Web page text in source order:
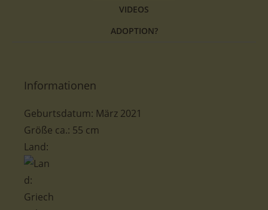
VIDEOS
ADOPTION?
Informationen
Geburtsdatum: März 2021
Größe ca.: 55 cm
Land: